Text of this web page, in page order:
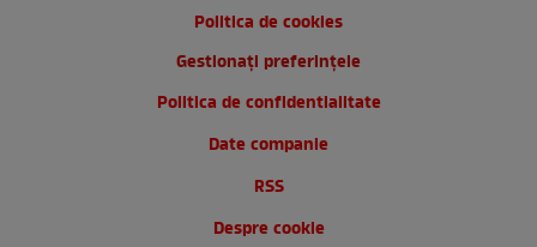
Politica de cookies
Gestionați preferințele
Politica de confidentialitate
Date companie
RSS
Despre cookie